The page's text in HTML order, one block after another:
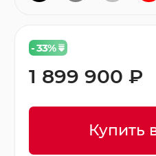
- 33%
1 899 900 ₽
Купить